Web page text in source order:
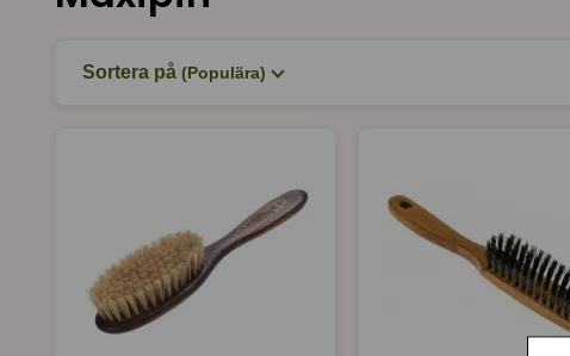
Sortera på (Populära)